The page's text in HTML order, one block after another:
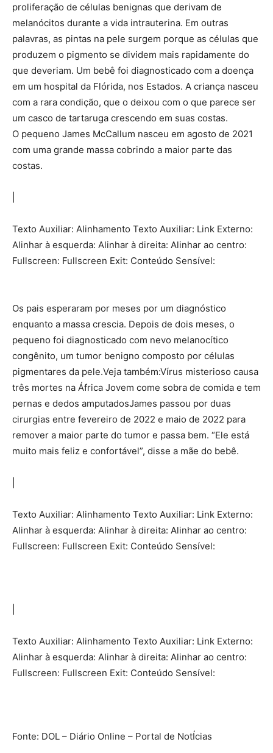
proliferação de células benignas que derivam de
melanócitos durante a vida intrauterina. Em outras
palavras, as pintas na pele surgem porque as células que
produzem o pigmento se dividem mais rapidamente do
que deveriam. Um bebê foi diagnosticado com a doença
em um hospital da Flórida, nos Estados. A criança nasceu
com a rara condição, que o deixou com o que parece ser
um casco de tartaruga crescendo em suas costas.
O pequeno James McCallum nasceu em agosto de 2021
com uma grande massa cobrindo a maior parte das
costas.
Texto Auxiliar: Alinhamento Texto Auxiliar: Link Externo:
Alinhar à esquerda: Alinhar à direita: Alinhar ao centro:
Fullscreen: Fullscreen Exit: Conteúdo Sensível:
Os pais esperaram por meses por um diagnóstico
enquanto a massa crescia. Depois de dois meses, o
pequeno foi diagnosticado com nevo melanocítico
congênito, um tumor benigno composto por células
pigmentares da pele.Veja também:Vírus misterioso causa
três mortes na África Jovem come sobra de comida e tem
pernas e dedos amputadosJames passou por duas
cirurgias entre fevereiro de 2022 e maio de 2022 para
remover a maior parte do tumor e passa bem. “Ele está
muito mais feliz e confortável”, disse a mãe do bebê.
Texto Auxiliar: Alinhamento Texto Auxiliar: Link Externo:
Alinhar à esquerda: Alinhar à direita: Alinhar ao centro:
Fullscreen: Fullscreen Exit: Conteúdo Sensível:
Texto Auxiliar: Alinhamento Texto Auxiliar: Link Externo:
Alinhar à esquerda: Alinhar à direita: Alinhar ao centro:
Fullscreen: Fullscreen Exit: Conteúdo Sensível:
Fonte: DOL – Diário Online – Portal de NotÍcias